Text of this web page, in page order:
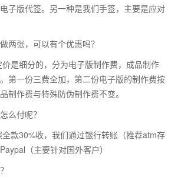
子版代签。另一种是我们手签，主要是应对
两张，可以有个优惠吗？
是细分的，分为电子版制作费，成品制作
第一份三费全加，第二份电子版的制作费按
制作费与特殊防伪制作费不变。
么付呢？
款30%收，我们通过银行转账（推荐atm存
（主要针对国外客户）